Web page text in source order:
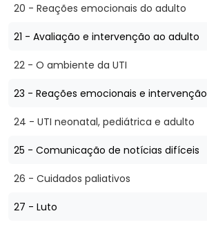
20 - Reações emocionais do adulto
21 - Avaliação e intervenção ao adulto
22 - O ambiente da UTI
23 - Reações emocionais e intervenção
24 - UTI neonatal, pediátrica e adulto
25 - Comunicação de notícias difíceis
26 - Cuidados paliativos
27 - Luto